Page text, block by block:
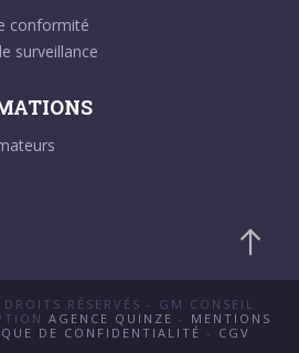
conformité
surveillance
RÉSERVÉS - GM CONSEIL
AGENCE QUINZE - MENTIONS
DE CONFIDENTIALITÉ - CGV